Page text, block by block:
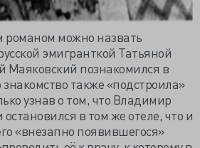
можно назвать
эмигранткой Татьяной
Маяковский познакомился в
также «подстроила»
узнав о том, что Владимир
в том же отеле, что и
«внезапно появившегося»